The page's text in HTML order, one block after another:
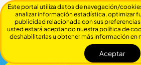
Este portal utiliza datos de navegación/
analizar información estadística, optimizar
publicidad relacionada con sus
usted estará aceptando nuestra política de
deshabilitarlas u obtener más información en
Aceptar